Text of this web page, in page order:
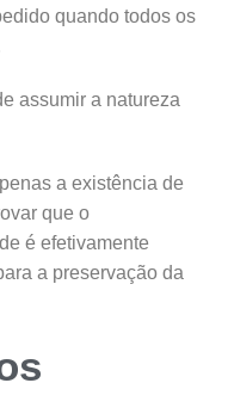
quando todos os
assumir a natureza
a existência de
que o
é efetivamente
a preservação da